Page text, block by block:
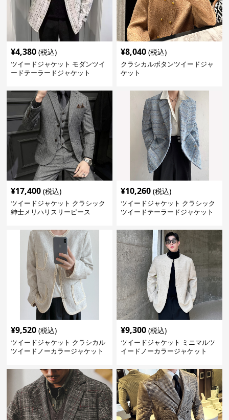
¥4,380 (税込)
ツイードジャケット モダンツイ
ードテーラードジャケット
¥8,040 (税込)
クラシカルボタンツイードジャ
ケット
¥17,400 (税込)
ツイードジャケット クラシック
紳士メリハリスリーピース
¥10,260 (税込)
ツイードジャケット クラシック
ツイードテーラードジャケット
¥9,520 (税込)
ツイードジャケット クラシカル
ツイードノーカラージャケット
¥9,300 (税込)
ツイードジャケット ミニマルツ
イードノーカラージャケット